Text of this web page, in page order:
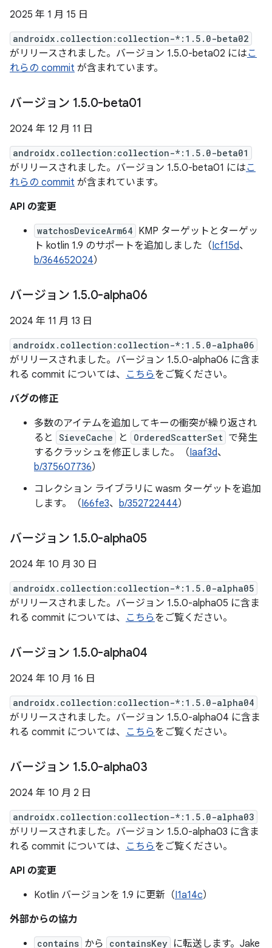
2025 年 1 月 15 日
androidx.collection:collection-*:1.5.0-beta02
がリリースされました。バージョン 1.5.0-beta02 にはこ
れらの commit が含まれています。
バージョン 1.5.0-beta01
2024 年 12 月 11 日
androidx.collection:collection-*:1.5.0-beta01
がリリースされました。バージョン 1.5.0-beta01 にはこ
れらの commit が含まれています。
API の変更
watchosDeviceArm64 KMP ターゲットとターゲッ
ト kotlin 1.9 のサポートを追加しました（Icf15d、
b/364652024）
バージョン 1.5.0-alpha06
2024 年 11 月 13 日
androidx.collection:collection-*:1.5.0-alpha06
がリリースされました。バージョン 1.5.0-alpha06 に含ま
れる commit については、 こちらをご覧ください。
バグの修正
多数のアイテムを追加してキーの衝突が繰り返され
ると
SieveCache と OrderedScatterSet で発生
するクラッシュを修正しました。（Iaaf3d、
b/375607736）
コレクション ライブラリに wasm ターゲットを追加
します。（I66fe3、 b/352722444）
バージョン 1.5.0-alpha05
2024 年 10 月 30 日
androidx.collection:collection-*:1.5.0-alpha05
がリリースされました。バージョン 1.5.0-alpha05 に含ま
れる commit については、 こちらをご覧ください。
バージョン 1.5.0-alpha04
2024 年 10 月 16 日
androidx.collection:collection-*:1.5.0-alpha04
がリリースされました。バージョン 1.5.0-alpha04 に含ま
れる commit については、 こちらをご覧ください。
バージョン 1.5.0-alpha03
2024 年 10 月 2 日
androidx.collection:collection-*:1.5.0-alpha03
がリリースされました。バージョン 1.5.0-alpha03 に含ま
れる commit については、 こちらをご覧ください。
API の変更
Kotlin バージョンを 1.9 に更新（I1a14c）
外部からの協力
contains から containsKey に転送します。Jake